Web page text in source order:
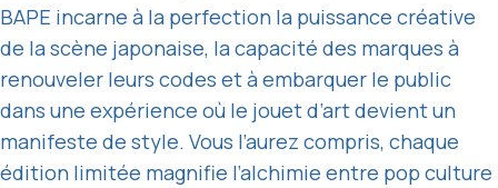
BAPE incarne à la perfection la puissance créative
de la scène japonaise, la capacité des marques à
renouveler leurs codes et à embarquer le public
dans une expérience où le jouet d’art devient un
manifeste de style. Vous l’aurez compris, chaque
édition limitée magnifie l’alchimie entre pop culture